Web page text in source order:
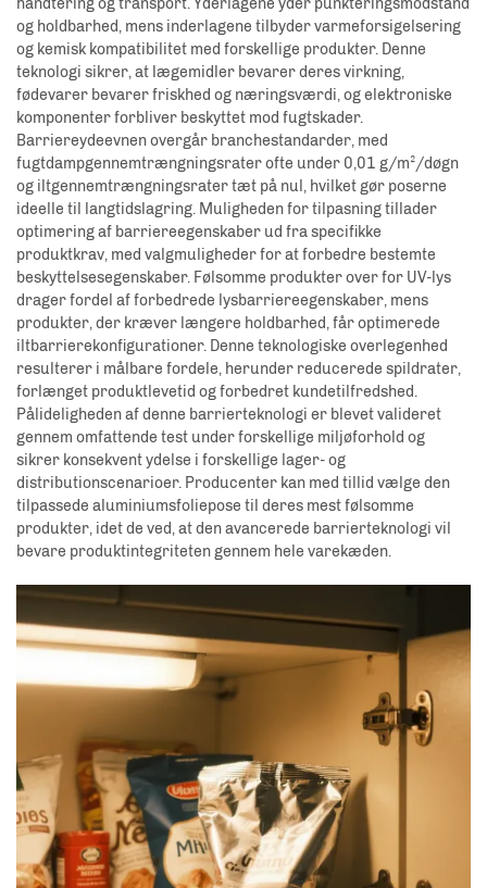
og holdbarhed, mens inderlagene tilbyder varmeforsigelsering
og kemisk kompatibilitet med forskellige produkter. Denne
teknologi sikrer, at lægemidler bevarer deres virkning,
fødevarer bevarer friskhed og næringsværdi, og elektroniske
komponenter forbliver beskyttet mod fugtskader.
Barriereydeevnen overgår branchestandarder, med
fugtdampgennemtrængningsrater ofte under 0,01 g/m²/døgn
og iltgennemtrængningsrater tæt på nul, hvilket gør poserne
ideelle til langtidslagring. Muligheden for tilpasning tillader
optimering af barriereegenskaber ud fra specifikke
produktkrav, med valgmuligheder for at forbedre bestemte
beskyttelsesegenskaber. Følsomme produkter over for UV-lys
drager fordel af forbedrede lysbarriereegenskaber, mens
produkter, der kræver længere holdbarhed, får optimerede
iltbarrierekonfigurationer. Denne teknologiske overlegenhed
resulterer i målbare fordele, herunder reducerede spildrater,
forlænget produktlevetid og forbedret kundetilfredshed.
Pålideligheden af denne barrierteknologi er blevet valideret
gennem omfattende test under forskellige miljøforhold og
sikrer konsekvent ydelse i forskellige lager- og
distributionscenarioer. Producenter kan med tillid vælge den
tilpassede aluminiumsfoliepose til deres mest følsomme
produkter, idet de ved, at den avancerede barrierteknologi vil
bevare produktintegriteten gennem hele varekæden.